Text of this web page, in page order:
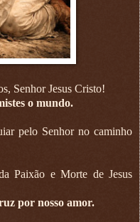
Senhor Jesus Cristo!
o mundo.
pelo Senhor no caminho
Paixão e Morte de Jesus
por nosso amor.